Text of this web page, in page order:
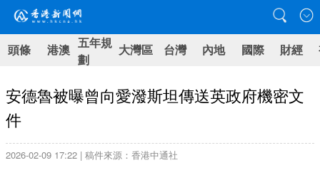
頭條 港澳 五年規
劃
大灣區 台灣 內地 國際 財經
安德魯被曝曾向愛潑斯坦傳送英政府機密文
件
2026-02-09 17:22 | 稿件來源：香港中通社